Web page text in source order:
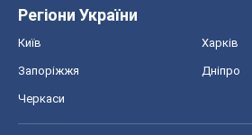
Регіони України
Київ Харків
Запоріжжя Дніпро
Черкаси